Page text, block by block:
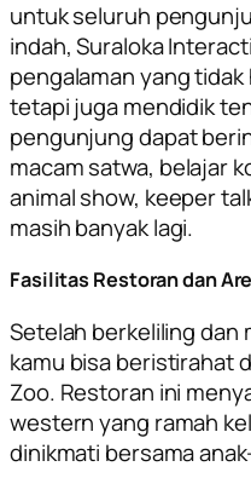
untuk seluruh
indah, Suraloka
pengalaman yang
tetapi juga mendidik
pengunjung dapat
macam satwa, belajar
animal show, keeper
masih banyak lagi.
Fasilitas Restoran dan
Setelah berkeliling dan
kamu bisa beristirahat
Zoo. Restoran ini
western yang ramah
dinikmati bersama